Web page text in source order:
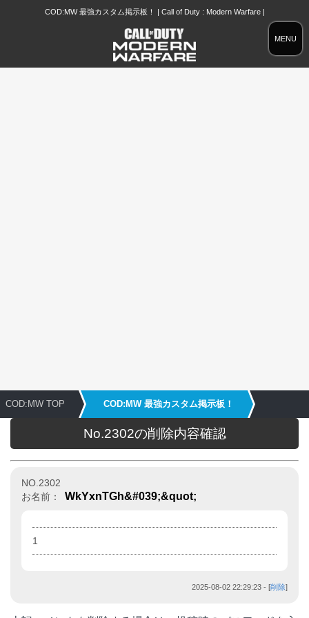
MENU
COD:MW 最強カスタム掲示板！ | Call of Duty : Modern Warfare |
COD:MW TOP COD:MW 最強カスタム掲示板！
No.2302の削除内容確認
NO.2302
お名前：
WkYxnTGh&#039;&quot;
1
2025-08-02 22:29:23 - [削除]